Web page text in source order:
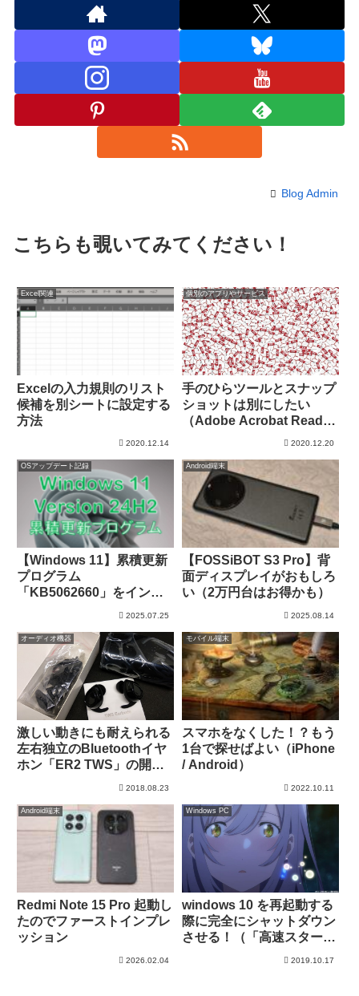
Blog Admin
こちらも覗いてみてください！
Excel関連
Excelの入力規則のリスト
候補を別シートに設定する
方法
2020.12.14
個別のアプリやサービス
手のひらツールとスナップ
ショットは別にしたい
（Adobe Acrobat Reader
2020.12.20
OSアップデート記録
【Windows 11】累積更新
プログラム
「KB5062660」をインス
2025.07.25
Android端末
【FOSSiBOT S3 Pro】背
面ディスプレイがおもしろ
い（2万円台はお得かも）
2025.08.14
オーディオ機器
激しい動きにも耐えられる
左右独立のBluetoothイヤ
ホン「ER2 TWS」の開封
2018.08.23
モバイル端末
スマホをなくした！？もう
1台で探せばよい（iPhone
/ Android）
2022.10.11
Android端末
Redmi Note 15 Pro 起動し
たのでファーストインプレ
ッション
2026.02.04
Windows PC
windows 10 を再起動する
際に完全にシャットダウン
させる！（「高速スタート
アップ」って知ってる？）
2019.10.17